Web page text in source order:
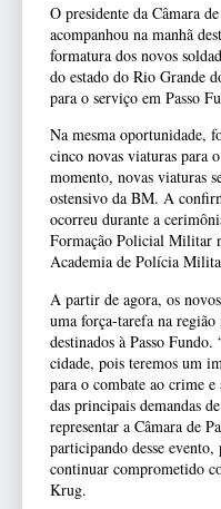
O presidente da Câmara
acompanhou na manhã
formatura dos novos
do estado do Rio Grande
para o serviço em Passo
Na mesma oportunidade,
cinco novas viaturas para
momento, novas viaturas
ostensivo da BM. A
ocorreu durante a
Formação Policial Militar
Academia de Polícia
A partir de agora, os
uma força-tarefa na
destinados à Passo
cidade, pois teremos um
para o combate ao crime e
das principais demandas
representar a Câmara de
participando desse
continuar comprometido
Krug.